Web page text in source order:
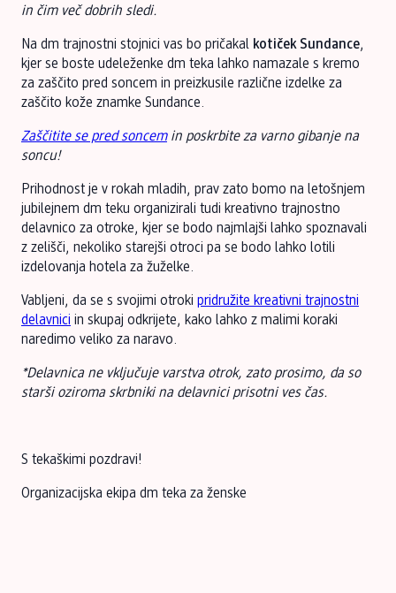
in čim več dobrih sledi.
Na dm trajnostni stojnici vas bo pričakal kotiček Sundance,
kjer se boste udeleženke dm teka lahko namazale s kremo
za zaščito pred soncem in preizkusile različne izdelke za
zaščito kože znamke Sundance.
Zaščitite se pred soncemin poskrbite za varno gibanje na
soncu!
Prihodnost je v rokah mladih, prav zato bomo na letošnjem
jubilejnem dm teku organizirali tudi kreativno trajnostno
delavnico za otroke, kjer se bodo najmlajši lahko spoznavali
z zelišči, nekoliko starejši otroci pa se bodo lahko lotili
izdelovanja hotela za žuželke.
Vabljeni, da se s svojimi otroki pridružite kreativni trajnostni
delavnici in skupaj odkrijete, kako lahko z malimi koraki
naredimo veliko za naravo.
*Delavnica ne vključuje varstva otrok, zato prosimo, da so
starši oziroma skrbniki na delavnici prisotni ves čas.
S tekaškimi pozdravi!
Organizacijska ekipa dm teka za ženske